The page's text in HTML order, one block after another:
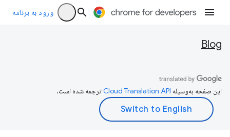
ورود به برنامه
Blog
این صفحه به‌وسیله ترجمه شده است.